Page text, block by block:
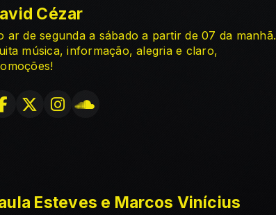
Cézar
ar de segunda a sábado a partir de 07 da manhã.
música, informação, alegria e claro,
Esteves e Marcos Vinícius